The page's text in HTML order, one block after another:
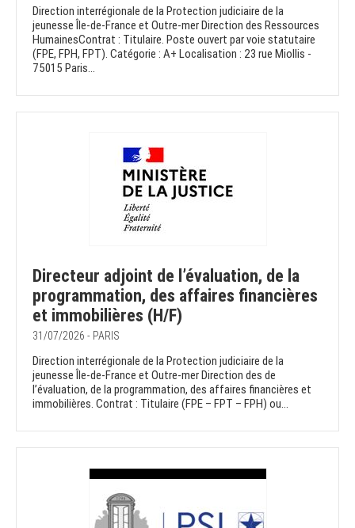
Direction interrégionale de la Protection judiciaire de la
jeunesse Île-de-France et Outre-mer Direction des Ressources
HumainesContrat : Titulaire. Poste ouvert par voie statutaire
(FPE, FPH, FPT). Catégorie : A+ Localisation : 23 rue Miollis -
75015 Paris...
Directeur adjoint de l’évaluation, de la
programmation, des affaires financières
et immobilières (H/F)
31/07/2026 - PARIS
Direction interrégionale de la Protection judiciaire de la
jeunesse Île-de-France et Outre-mer Direction des de
l’évaluation, de la programmation, des affaires financières et
immobilières. Contrat : Titulaire (FPE – FPT – FPH) ou...